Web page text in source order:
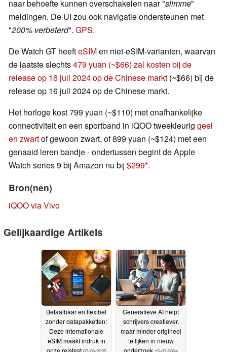
naar behoefte kunnen overschakelen naar "slimme"
meldingen. De UI zou ook navigatie ondersteunen met
"200% verbeterd". GPS.
De Watch GT heefteSIMen niet-eSIM-varianten, waarvan
de laatste slechts479 yuan (~$66) zal kosten bij de
release op 16 juli 2024 op de Chinese markt (~$66) bij de
release op 16 juli 2024 op de Chinese markt.
Het horloge kost 799 yuan (~$110) met onafhankelijke
connectiviteit en een sportband in iQOO tweekleurig geel
en zwartof gewoon zwart, of 899 yuan (~$124) met een
genaaid leren bandje - ondertussen begint de Apple
Watch series 9 bij Amazon nu bij$299 .
Bron(nen)
iQOO via Vivo
Gelijkaardige Artikels
Betaalbaar en flexibel
zonder datapakketten:
Deze internationale
eSIM maakt indruk in
Generatieve AI helpt
schrijvers creatiever,
maar minder origineel
te lijken in nieuw